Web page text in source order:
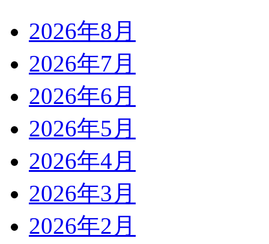
2026年8月
2026年7月
2026年6月
2026年5月
2026年4月
2026年3月
2026年2月